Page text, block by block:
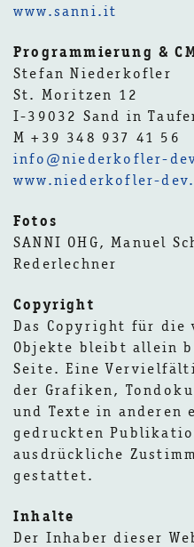
www.sanni.it
Programmierung &
Stefan Niederkofler
St. Moritzen 12
I-39032 Sand in
M +39 348 937 41 56
info@niederkofler-
www.niederkofler-
Fotos
SANNI OHG, Manuel
Rederlechner
Copyright
Das Copyright für
Objekte bleibt allein
Seite. Eine
der Grafiken,
und Texte in anderen
gedruckten
ausdrückliche
gestattet.
Inhalte
Der Inhaber dieser